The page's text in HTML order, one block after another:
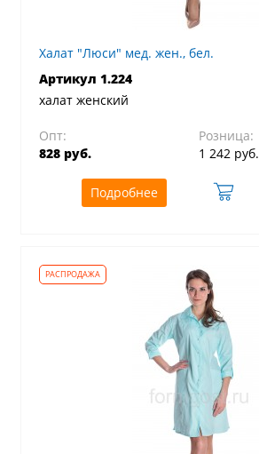
Халат "Люси" мед. жен., бел.
Артикул 1.224
халат женский
Опт:
828 руб.
Розница:
1 242 руб.
Подробнее